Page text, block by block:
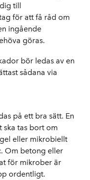
till
för att få råd om
ingående
göras.
bör ledas av en
sådana via
på ett bra sätt. En
ska tas bort om
eller mikrobiellt
Om betong eller
för mikrober är
ordentligt.